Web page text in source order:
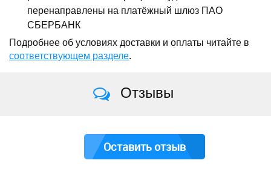
перенаправлены на платёжный шлюз ПАО
СБЕРБАНК
Подробнее об условиях доставки и оплаты читайте в
соответствующем разделе.
Отзывы
Оставить отзыв